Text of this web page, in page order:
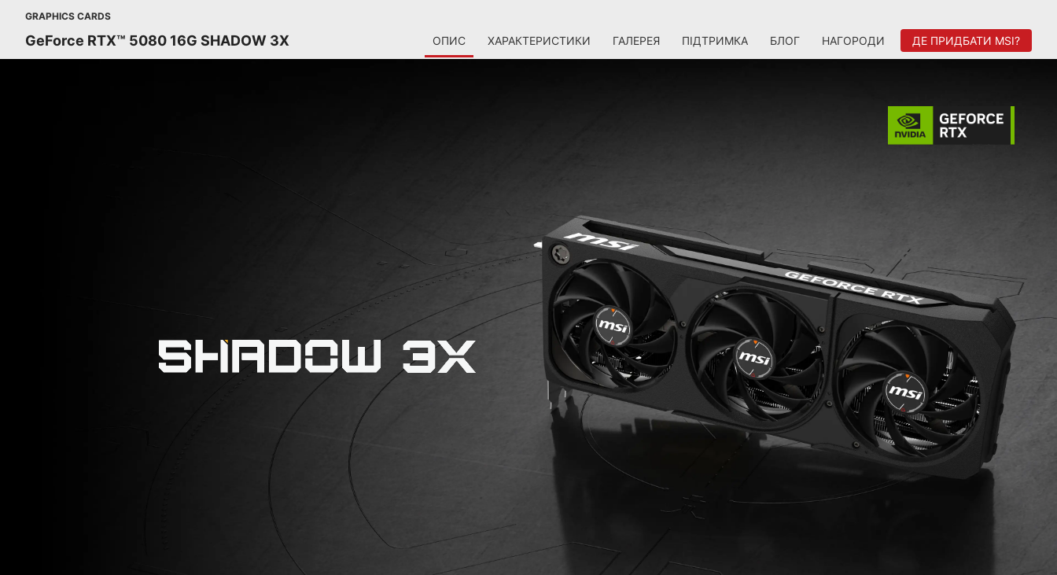
GRAPHICS CARDS
GeForce RTX™ 5080 16G SHADOW 3X ОПИС ХАРАКТЕРИСТИКИ ГАЛЕРЕЯ ПІДТРИМКА БЛОГ НАГОРОДИ ДЕ ПРИДБАТИ MSI?